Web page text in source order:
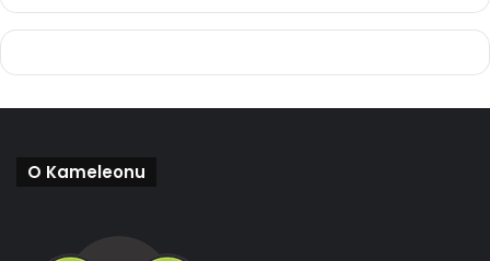
O Kameleonu